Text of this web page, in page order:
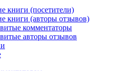
книги (посетители)
книги (авторы отзывов)
комментаторы
авторы отзывов